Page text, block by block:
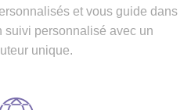
et vous guide dans
suivi personnalisé avec un
unique.